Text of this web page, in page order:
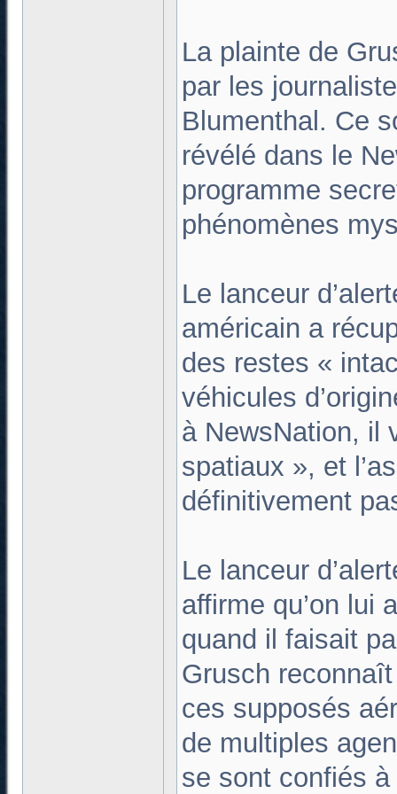
La plainte de
par les
Blumenthal. Ce
révélé dans le
programme
phénomènes
Le lanceur
américain a
des restes «
véhicules
à NewsNation, il
spatiaux », et
définitivement
Le lanceur
affirme qu’on lui
quand il faisait
Grusch
ces supposés
de multiples
se sont confiés